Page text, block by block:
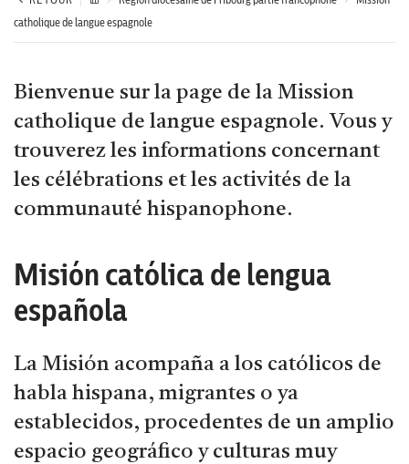
catholique de langue espagnole
Bienvenue sur la page de la Mission
catholique de langue espagnole. Vous y
trouverez les informations concernant
les célébrations et les activités de la
communauté hispanophone.
Misión católica de lengua
española
La Misión acompaña a los católicos de
habla hispana, migrantes o ya
establecidos, procedentes de un amplio
espacio geográfico y culturas muy